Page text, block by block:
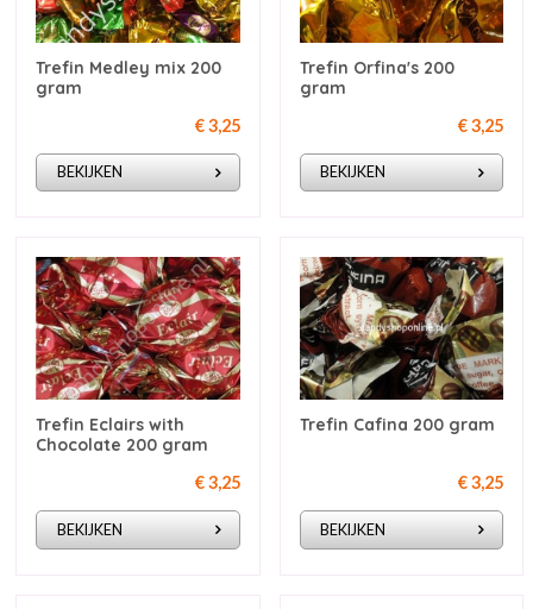
Trefin Medley mix 200
gram
€ 3,25
BEKIJKEN
Trefin Orfina's 200
gram
€ 3,25
BEKIJKEN
Trefin Eclairs with
Chocolate 200 gram
€ 3,25
BEKIJKEN
Trefin Cafina 200 gram
€ 3,25
BEKIJKEN